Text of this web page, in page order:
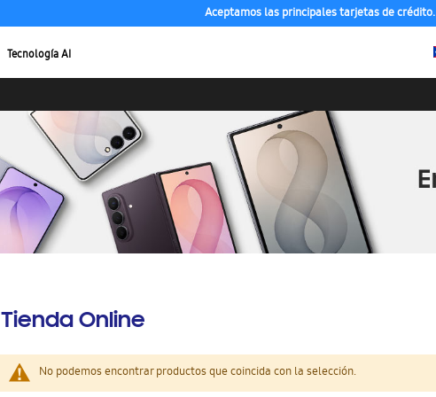
Aceptamos las principales tarjetas de crédito.
Tecnología AI
Tienda Online
No podemos encontrar productos que coincida con la selección.